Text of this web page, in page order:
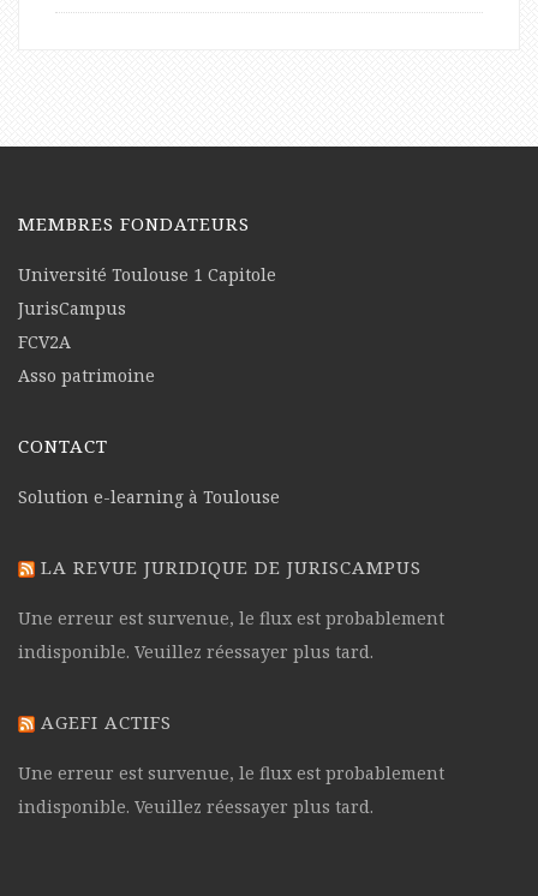
MEMBRES FONDATEURS
Université Toulouse 1 Capitole
JurisCampus
FCV2A
Asso patrimoine
CONTACT
Solution e-learning à Toulouse
LA REVUE JURIDIQUE DE JURISCAMPUS
Une erreur est survenue, le flux est probablement
indisponible. Veuillez réessayer plus tard.
AGEFI ACTIFS
Une erreur est survenue, le flux est probablement
indisponible. Veuillez réessayer plus tard.